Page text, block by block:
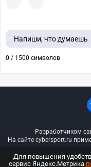
Напиши, что думаешь
0 / 1500 символов
Разработчиком
На сайте cybersport.ru
© ООО
Для повышения
сервис Яндекс.Метрика